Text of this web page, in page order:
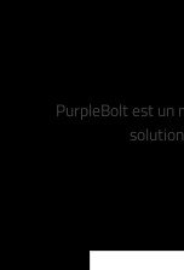
PurpleBolt est un